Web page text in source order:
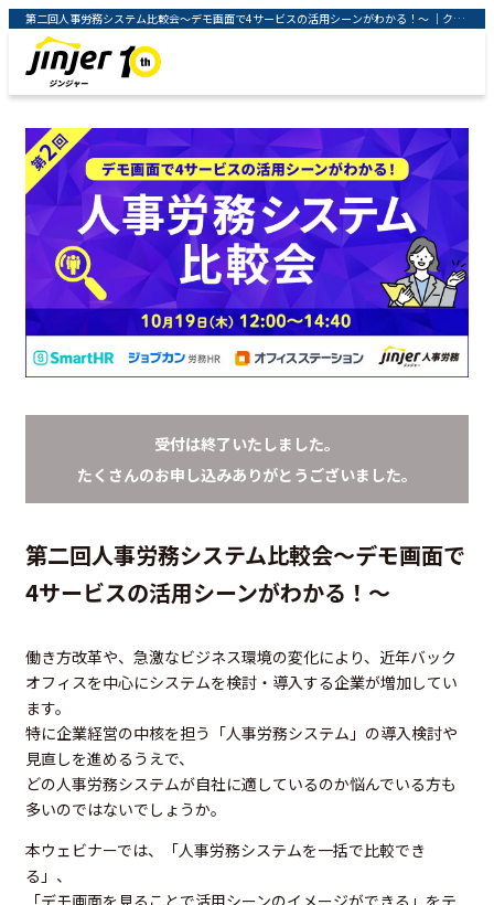
第二回人事労務システム比較会～デモ画面で4サービスの活用シーンがわかる！～ ｜クラウド型人事労務システム「ジンジャー」 ｜ jinjer株式会社
受付は終了いたしました。
たくさんのお申し込みありがとうございました。
第二回人事労務システム比較会～デモ画面で
4サービスの活用シーンがわかる！～
働き方改革や、急激なビジネス環境の変化により、近年バック
オフィスを中心にシステムを検討・導入する企業が増加してい
ます。
特に企業経営の中核を担う「人事労務システム」の導入検討や
見直しを進めるうえで、
どの人事労務システムが自社に適しているのか悩んでいる方も
多いのではないでしょうか。
本ウェビナーでは、「人事労務システムを一括で比較でき
る」、